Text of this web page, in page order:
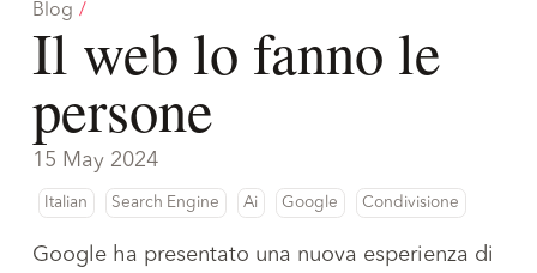
Blog /
Il web lo fanno le
persone
15 May 2024
Italian Search Engine Ai Google Condivisione
Google ha presentato una nuova esperienza di